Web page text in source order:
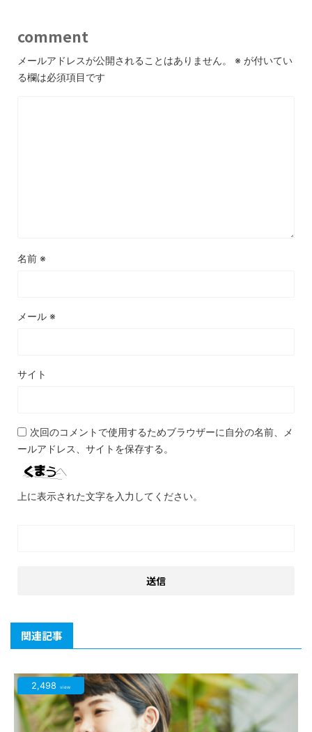
comment
メールアドレスが公開されることはありません。 ※ が付いてい
る欄は必須項目です
名前 ※
メール ※
サイト
次回のコメントで使用するためブラウザーに自分の名前、メ
ールアドレス、サイトを保存する。
上に表示された文字を入力してください。
関連記事
2,498 view